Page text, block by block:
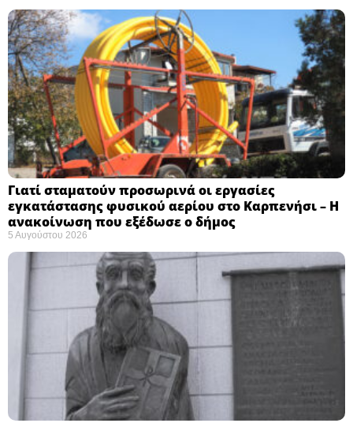
Γιατί σταματούν προσωρινά οι εργασίες
εγκατάστασης φυσικού αερίου στο Καρπενήσι – Η
ανακοίνωση που εξέδωσε ο δήμος
5 Αυγούστου 2026